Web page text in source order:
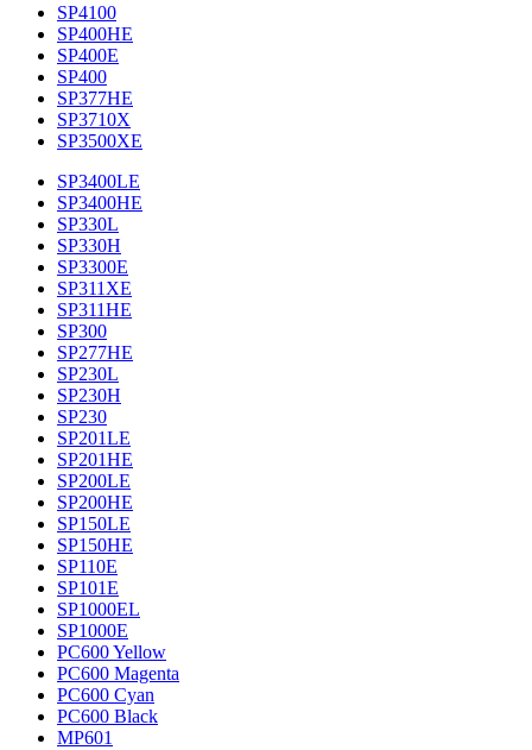
SP4100
SP400HE
SP400E
SP400
SP377HE
SP3710X
SP3500XE
SP3400LE
SP3400HE
SP330L
SP330H
SP3300E
SP311XE
SP311HE
SP300
SP277HE
SP230L
SP230H
SP230
SP201LE
SP201HE
SP200LE
SP200HE
SP150LE
SP150HE
SP110E
SP101E
SP1000EL
SP1000E
PC600 Yellow
PC600 Magenta
PC600 Cyan
PC600 Black
MP601